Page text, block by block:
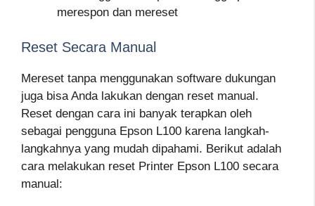
merespon dan mereset
Reset Secara Manual
Mereset tanpa menggunakan software dukungan
juga bisa Anda lakukan dengan reset manual.
Reset dengan cara ini banyak terapkan oleh
sebagai pengguna Epson L100 karena langkah-
langkahnya yang mudah dipahami. Berikut adalah
cara melakukan reset Printer Epson L100 secara
manual: